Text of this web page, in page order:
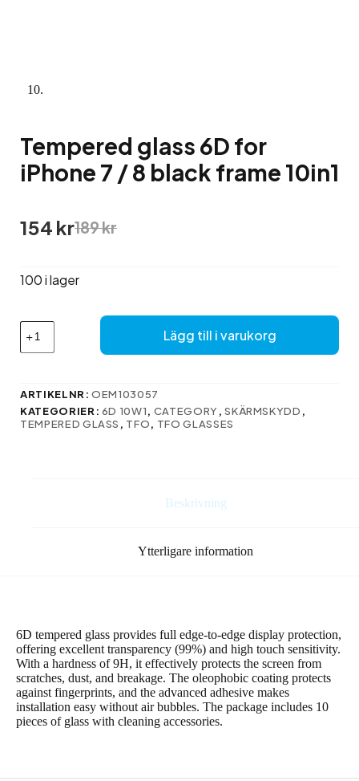
Tempered glass 6D for
iPhone 7 / 8 black frame 10in1
189kr
Det
ursprungliga
var:
154 krDet
nuvarande
är:
100 i lager
Tempered
glass
6D
iPhone
/
Lägg till i varukorg
ARTIKELNR:OEM103057
KATEGORIER: 6D 10W1, CATEGORY ,SKÄRMSKYDD ,
TEMPERED GLASS , TFO, TFO GLASSES
Beskrivning
Ytterligare information
6D tempered glass provides full edge-to-edge display protection,
offering excellent transparency (99%) and high touch sensitivity.
With a hardness of 9H, it effectively protects the screen from
scratches, dust, and breakage. The oleophobic coating protects
against fingerprints, and the advanced adhesive makes
installation easy without air bubbles. The package includes 10
pieces of glass with cleaning accessories.